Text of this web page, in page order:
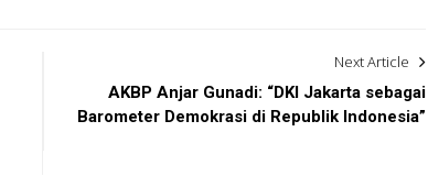
Next Article
AKBP Anjar Gunadi: “DKI Jakarta sebagai
Barometer Demokrasi di Republik Indonesia”